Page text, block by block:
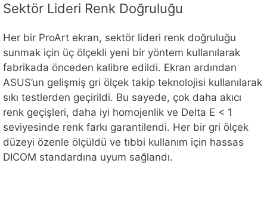
Sektör Lideri Renk Doğruluğu
Her bir ProArt ekran, sektör lideri renk doğruluğu
sunmak için üç ölçekli yeni bir yöntem kullanılarak
fabrikada önceden kalibre edildi. Ekran ardından
ASUS’un gelişmiş gri ölçek takip teknolojisi kullanılarak
sıkı testlerden geçirildi. Bu sayede, çok daha akıcı
renk geçişleri, daha iyi homojenlik ve Delta E < 1
seviyesinde renk farkı garantilendi. Her bir gri ölçek
düzeyi özenle ölçüldü ve tıbbi kullanım için hassas
DICOM standardına uyum sağlandı.